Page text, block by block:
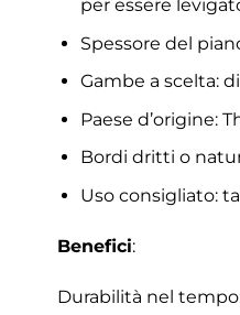
per essere
Spessore del
Gambe a scelta:
Paese d’origine:
Bordi dritti o
Uso consigliato:
Benefici:
Durabilità nel